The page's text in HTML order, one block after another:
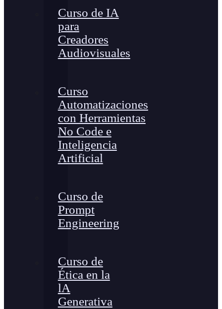
Curso de IA
para
Creadores
Audiovisuales
Curso
Automatizaciones
con Herramientas
No Code e
Inteligencia
Artificial
Curso de
Prompt
Engineering
Curso de
Ética en la
lA
Generativa